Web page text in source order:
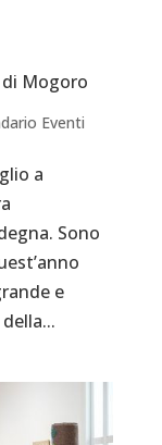
Mogoro
Eventi
a
Sono
e